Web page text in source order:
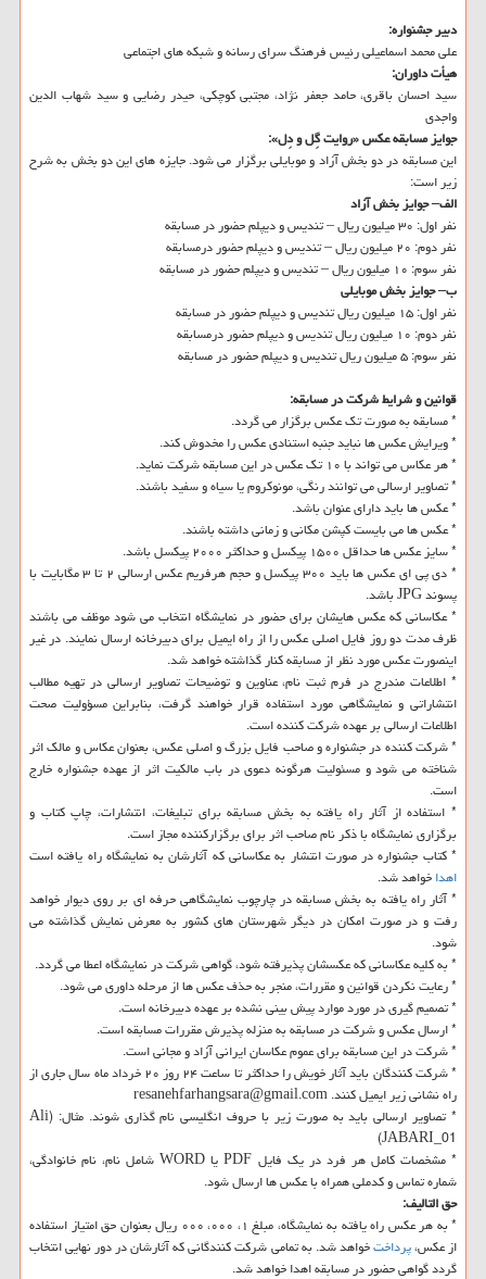
دبیر جشنواره:
علی محمد اسماعیلی رئیس فرهنگ سرای رسانه و شبكه های اجتماعی
هیأت داوران:
سید احسان باقری، حامد جعفر نژاد، مجتبی كوچكی، حیدر رضایی و سید شهاب الدین
واجدی
جوایز مسابقه عكس «روایت گِل و دِل»:
این مسابقه در دو بخش آزاد و موبایلی برگزار می شود. جایزه های این دو بخش به شرح
زیر است:
الف– جوایز بخش آزاد
نفر اول: ۳۰ میلیون ریال – تندیس و دیپلم حضور در مسابقه
نفر دوم: ۲۰ میلیون ریال – تندیس و دیپلم حضور درمسابقه
نفر سوم: ۱۰ میلیون ریال – تندیس و دیپلم حضور در مسابقه
ب– جوایز بخش موبایلی
نفر اول: ۱۵ میلیون ریال تندیس و دیپلم حضور در مسابقه
نفر دوم: ۱۰ میلیون ریال تندیس و دیپلم حضور درمسابقه
نفر سوم: ۵ میلیون ریال تندیس و دیپلم حضور در مسابقه
قوانین و شرایط شركت در مسابقه:
* مسابقه به صورت تك عكس برگزار می گردد.
* ویرایش عكس ها نباید جنبه استنادی عكس را مخدوش كند.
* هر عكاس می تواند با ۱۰ تك عكس در این مسابقه شركت نماید.
* تصاویر ارسالی می توانند رنگی، مونوكروم یا سیاه و سفید باشند.
* عكس ها باید دارای عنوان باشد.
* عكس ها می بایست كپشن مكانی و زمانی داشته باشند.
* سایز عكس ها حداقل ۱۵۰۰ پیكسل و حداكثر ۲۰۰۰ پیكسل باشد.
* دی پی ای عكس ها باید ۳۰۰ پیكسل و حجم هرفریم عكس ارسالی ۲ تا ۳ مگابایت با
پسوند JPG باشد.
* عكاسانی كه عكس هایشان برای حضور در نمایشگاه انتخاب می شود موظف می باشند
ظرف مدت دو روز فایل اصلی عكس را از راه ایمیل برای دبیرخانه ارسال نمایند. در غیر
اینصورت عكس مورد نظر از مسابقه كنار گذاشته خواهد شد.
* اطلاعات مندرج در فرم ثبت نام، عناوین و توضیحات تصاویر ارسالی در تهیه مطالب
انتشاراتی و نمایشگاهی مورد استفاده قرار خواهند گرفت، بنابراین مسؤولیت صحت
اطلاعات ارسالی بر عهده شركت كننده است.
* شركت كننده در جشنواره و صاحب فایل بزرگ و اصلی عكس، بعنوان عكاس و مالك اثر
شناخته می شود و مسئولیت هرگونه دعوی در باب مالكیت اثر از عهده جشنواره خارج
است.
* استفاده از آثار راه یافته به بخش مسابقه برای تبلیغات، انتشارات، چاپ كتاب و
برگزاری نمایشگاه با ذكر نام صاحب اثر برای برگزاركننده مجاز است.
* كتاب جشنواره در صورت انتشار به عكاسانی كه آثارشان به نمایشگاه راه یافته است
اهداخواهد شد.
* آثار راه یافته به بخش مسابقه در چارچوب نمایشگاهی حرفه ای بر روی دیوار خواهد
رفت و در صورت امكان در دیگر شهرستان های كشور به معرض نمایش گذاشته می
شود.
* به كلیه عكاسانی كه عكسشان پذیرفته شود، گواهی شركت در نمایشگاه اعطا می گردد.
* رعایت نكردن قوانین و مقررات، منجر به حذف عكس ها از مرحله داوری می شود.
* تصمیم گیری در مورد موارد پیش بینی نشده بر عهده دبیرخانه است.
* ارسال عكس و شركت در مسابقه به منزله پذیرش مقررات مسابقه است.
* شركت در این مسابقه برای عموم عكاسان ایرانی آزاد و مجانی است.
* شركت كنندگان باید آثار خویش را حداكثر تا ساعت ۲۴ روز ۲۰ خرداد ماه سال جاری از
راه نشانی زیر ایمیل كنند. resanehfarhangsara@gmail.com
* تصاویر ارسالی باید به صورت زیر با حروف انگلیسی نام گذاری شوند. مثال: (Ali
JABARI_01)
* مشخصات كامل هر فرد در یك فایل PDF یا WORD شامل نام، نام خانوادگی،
شماره تماس و كدملی همراه با عكس ها ارسال شود.
حق التالیف:
* به هر عكس راه یافته به نمایشگاه، مبلغ ۱، ۰۰۰، ۰۰۰ ریال بعنوان حق امتیاز استفاده
از عكس،پرداختخواهد شد. به تمامی شركت كنندگانی كه آثارشان در دور نهایی انتخاب
گردد گواهی حضور در مسابقه اهدا خواهد شد.